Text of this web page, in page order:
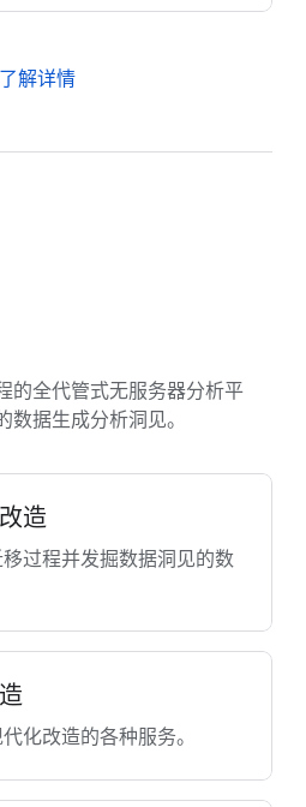
了解详情
的全代管式无服务器分析平
据生成分析洞见。
造
过程并发掘数据洞见的数
化改造的各种服务。